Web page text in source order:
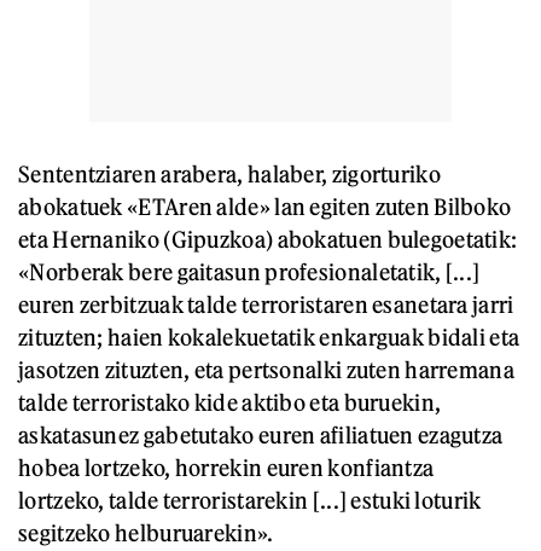
Sententziaren arabera, halaber, zigorturiko
abokatuek «ETAren alde» lan egiten zuten Bilboko
eta Hernaniko (Gipuzkoa) abokatuen bulegoetatik:
«Norberak bere gaitasun profesionaletatik, [...]
euren zerbitzuak talde terroristaren esanetara jarri
zituzten; haien kokalekuetatik enkarguak bidali eta
jasotzen zituzten, eta pertsonalki zuten harremana
talde terroristako kide aktibo eta buruekin,
askatasunez gabetutako euren afiliatuen ezagutza
hobea lortzeko, horrekin euren konfiantza
lortzeko, talde terroristarekin [...] estuki loturik
segitzeko helburuarekin».